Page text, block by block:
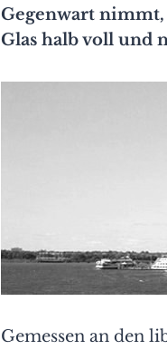
Gegenwart nimmt,
Glas halb voll und
Gemessen an den